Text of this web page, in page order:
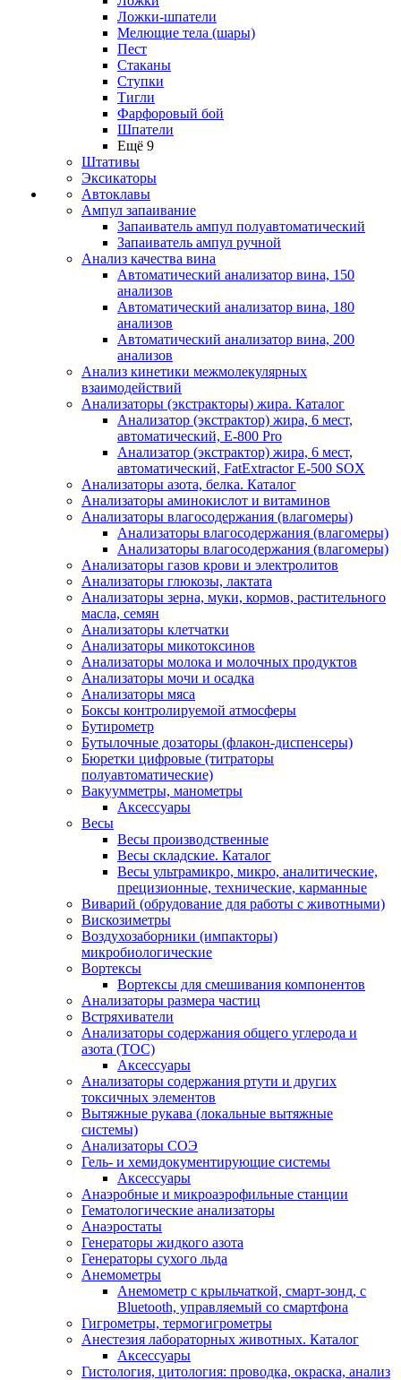
Ложки-шпатели
Мелющие тела (шары)
Пест
Стаканы
Ступки
Тигли
Фарфоровый бой
Шпатели
Ещё 9
Штативы
Эксикаторы
Автоклавы
Ампул запаивание
Запаиватель ампул полуавтоматический
Запаиватель ампул ручной
Анализ качества вина
Автоматический анализатор вина, 150
анализов
Автоматический анализатор вина, 180
анализов
Автоматический анализатор вина, 200
анализов
Анализ кинетики межмолекулярных
взаимодействий
Анализаторы (экстракторы) жира. Каталог
Анализатор (экстрактор) жира, 6 мест,
автоматический, E-800 Pro
Анализатор (экстрактор) жира, 6 мест,
автоматический, FatExtractor E-500 SOX
Анализаторы азота, белка. Каталог
Анализаторы аминокислот и витаминов
Анализаторы влагосодержания (влагомеры)
Анализаторы влагосодержания (влагомеры)
Анализаторы влагосодержания (влагомеры)
Анализаторы газов крови и электролитов
Анализаторы глюкозы, лактата
Анализаторы зерна, муки, кормов, растительного
масла, семян
Анализаторы клетчатки
Анализаторы микотоксинов
Анализаторы молока и молочных продуктов
Анализаторы мочи и осадка
Анализаторы мяса
Боксы контролируемой атмосферы
Бутирометр
Бутылочные дозаторы (флакон-диспенсеры)
Бюретки цифровые (титраторы
полуавтоматические)
Вакуумметры, манометры
Аксессуары
Весы
Весы производственные
Весы складские. Каталог
Весы ультрамикро, микро, аналитические,
прецизионные, технические, карманные
Виварий (обрудование для работы с животными)
Вискозиметры
Воздухозаборники (импакторы)
микробиологические
Вортексы
Вортексы для смешивания компонентов
Анализаторы размера частиц
Встряхиватели
Анализаторы содержания общего углерода и
азота (ТОС)
Аксессуары
Анализаторы содержания ртути и других
токсичных элементов
Вытяжные рукава (локальные вытяжные
системы)
Анализаторы СОЭ
Гель- и хемидокументирующие системы
Аксессуары
Анаэробные и микроаэрофильные станции
Гематологические анализаторы
Анаэростаты
Генераторы жидкого азота
Генераторы сухого льда
Анемометры
Анемометр с крыльчаткой, смарт-зонд, с
Bluetooth, управляемый со смартфона
Гигрометры, термогигрометры
Анестезия лабораторных животных. Каталог
Аксессуары
Гистология, цитология: проводка, окраска, анализ